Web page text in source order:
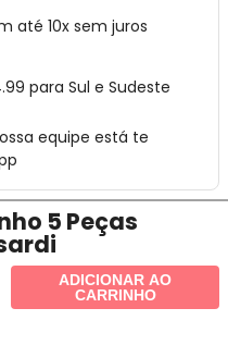
até 10x sem juros
para Sul e Sudeste
equipe está te
5 Peças
ADICIONAR AO
CARRINHO